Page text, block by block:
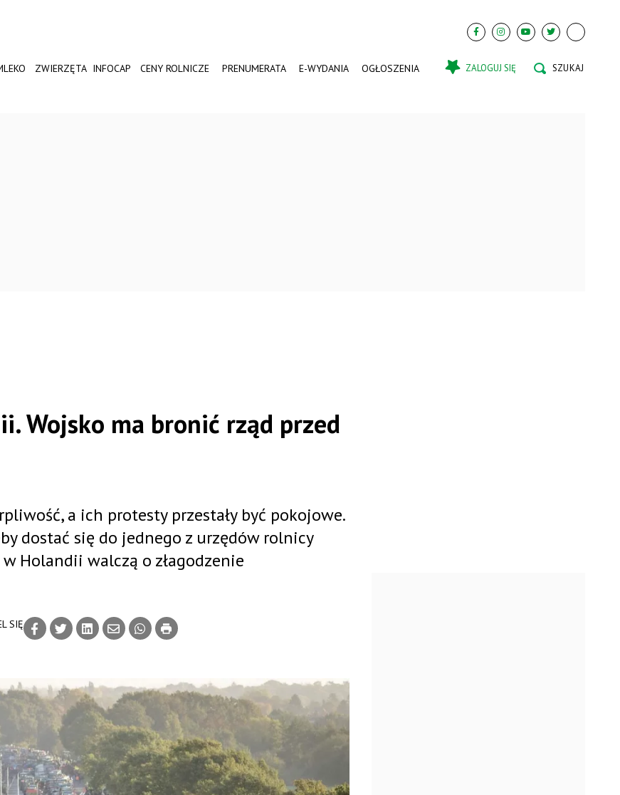
ZWIERZĘTA INFOCAP CENY ROLNICZE PRENUMERATA E-WYDANIA OGŁOSZENIA ZALOGUJ SIĘ
Wojsko ma bronić rząd przed
SIĘ
a ich protesty przestały być pokojowe.
dostać się do jednego z urzędów rolnicy
Holandii walczą o złagodzenie